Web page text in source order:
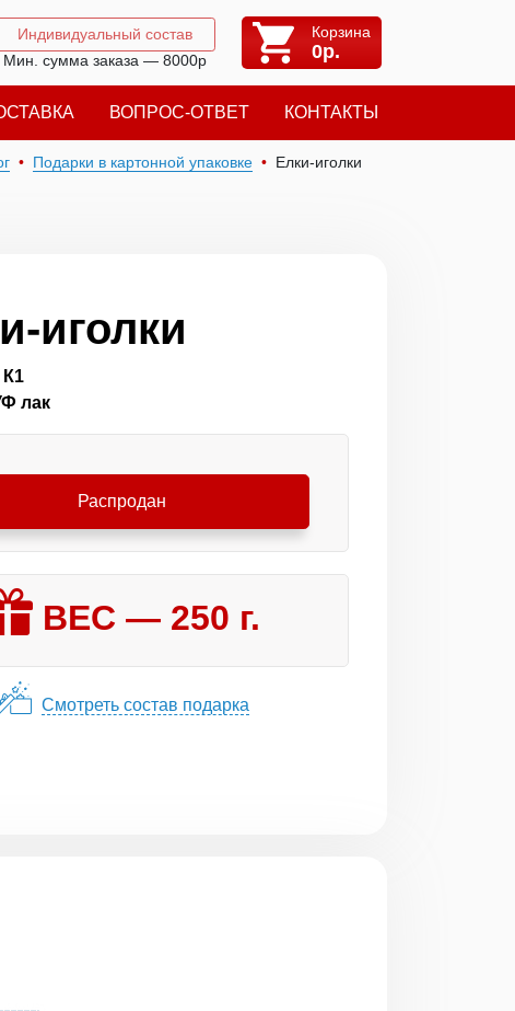
Индивидуальный состав
Мин. сумма заказа — 8000р
Корзина
0р.
ВОПРОС-ОТВЕТ КОНТАКТЫ
Подарки в картонной упаковке Елки-иголки
иголки
К1
лак
Распродан
ВЕС — 250 г.
Смотреть состав подарка